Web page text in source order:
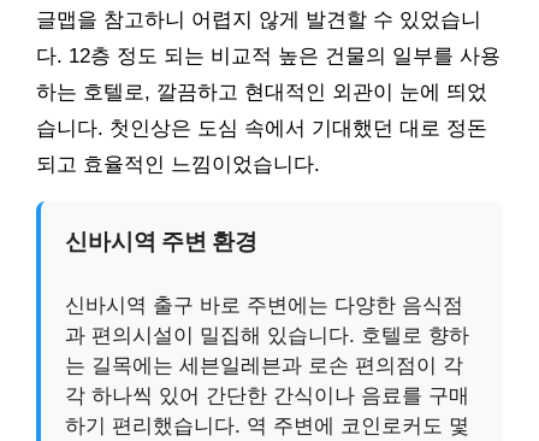
글맵을 참고하니 어렵지 않게 발견할 수 있었습니
다. 12층 정도 되는 비교적 높은 건물의 일부를 사용
하는 호텔로, 깔끔하고 현대적인 외관이 눈에 띄었
습니다. 첫인상은 도심 속에서 기대했던 대로 정돈
되고 효율적인 느낌이었습니다.
신바시역 주변 환경
신바시역 출구 바로 주변에는 다양한 음식점
과 편의시설이 밀집해 있습니다. 호텔로 향하
는 길목에는 세븐일레븐과 로손 편의점이 각
각 하나씩 있어 간단한 간식이나 음료를 구매
하기 편리했습니다. 역 주변에 코인로커도 몇